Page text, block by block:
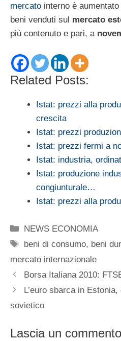
mercato interno è
beni venduti sul mercato
più contenuto e pari, a
Related Posts:
Istat: prezzi alla
crescita
Istat: prezzi
Istat: prezzi fermi a
Istat: industria,
Istat: produzione
congiunturale…
Istat: prezzi alla
Categorie
NEWS ECONOMIA
Tag
beni di consumo, beni
mercato internazionale
Borsa Italiana 2010:
L’euro sbarca in
sovietico
Lascia un commento